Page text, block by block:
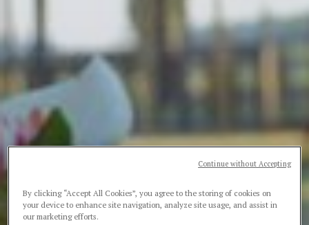
By clicking “Accept All Cookies”, you agree to the storing of cookies on
your device to enhance site navigation, analyze site usage, and assist in
our marketing efforts.
Continue without Accepting